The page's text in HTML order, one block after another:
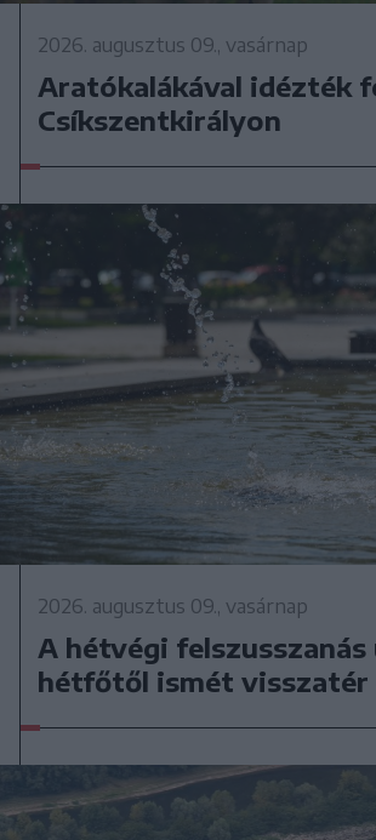
2026. augusztus 09., vasárnap
Aratókalákával idézték
Csíkszentkirályon
2026. augusztus 09., vasárnap
A hétvégi felszusszanás
hétfőtől ismét visszatér